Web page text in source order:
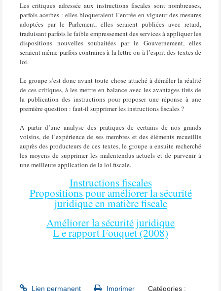
Les critiques adressée aux instructions fiscales sont nombreuses,
parfois acerbes : elles bloqueraient l’entrée en vigueur des mesures
adoptées par le Parlement, elles seraient publiées avec retard,
traduisant parfois le faible empressement des services à appliquer les
dispositions nouvelles souhaitées par le Gouvernement, elles
seraient même parfois contraires à la lettre ou à l’esprit des textes de
loi.
Le groupe s’est donc avant toute chose attaché à démêler la réalité
de ces critiques, à les mettre en balance avec les avantages tirés de
la publication des instructions pour proposer une réponse à une
première question : faut-il supprimer les instructions fiscales ?
A partir d’une analyse des pratiques de certains de nos grands
voisins, de l’expérience de ses membres et des éléments recueillis
auprès des producteurs de ces textes, le groupe a ensuite recherché
les moyens de supprimer les malentendus actuels et de parvenir à
une meilleure application de la loi fiscale.
Instructions fiscales
Propositions pour améliorer la sécurité
juridique en matière fiscale
Améliorer la sécurité juridique
L e rapport Fouquet (2008)
Lien permanent Imprimer
Catégories :